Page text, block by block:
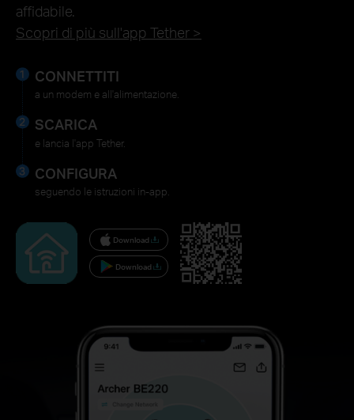
affidabile.
Scopri di più sull'app Tether >
CONNETTITI
a un modem e all'alimentazione.
SCARICA
e lancia l'app Tether.
CONFIGURA
seguendo le istruzioni in-app.
Download
Download